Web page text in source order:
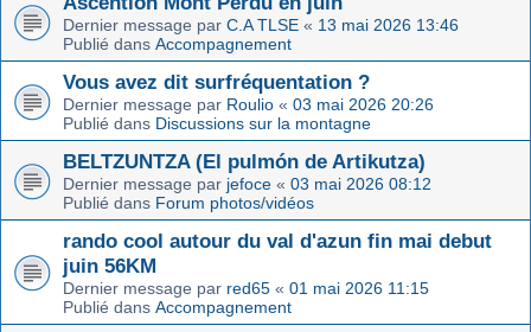
Dernier message par C.A TLSE « 13 mai 2026 13:46
Publié dans Accompagnement
Vous avez dit surfréquentation ?
Dernier message par Roulio « 03 mai 2026 20:26
Publié dans Discussions sur la montagne
BELTZUNTZA (El pulmón de Artikutza)
Dernier message par jefoce « 03 mai 2026 08:12
Publié dans Forum photos/vidéos
rando cool autour du val d'azun fin mai debut
juin 56KM
Dernier message par red65 « 01 mai 2026 11:15
Publié dans Accompagnement